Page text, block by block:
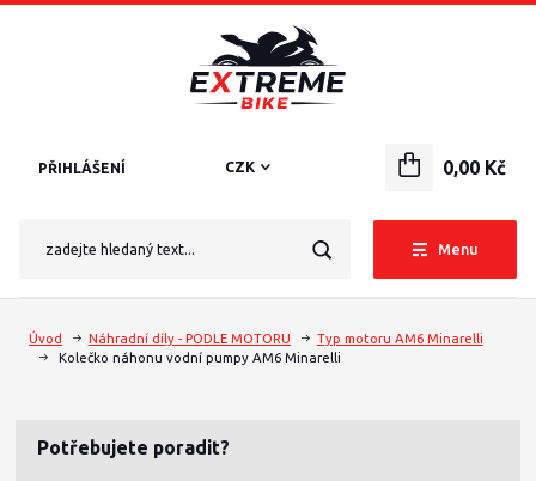
Menu
CZK
PŘIHLÁŠENÍ 0,00 Kč
Úvod Náhradní díly - PODLE MOTORU
Typ motoru AM6 Minarelli
Kolečko náhonu vodní pumpy AM6 Minarelli
Potřebujete poradit?